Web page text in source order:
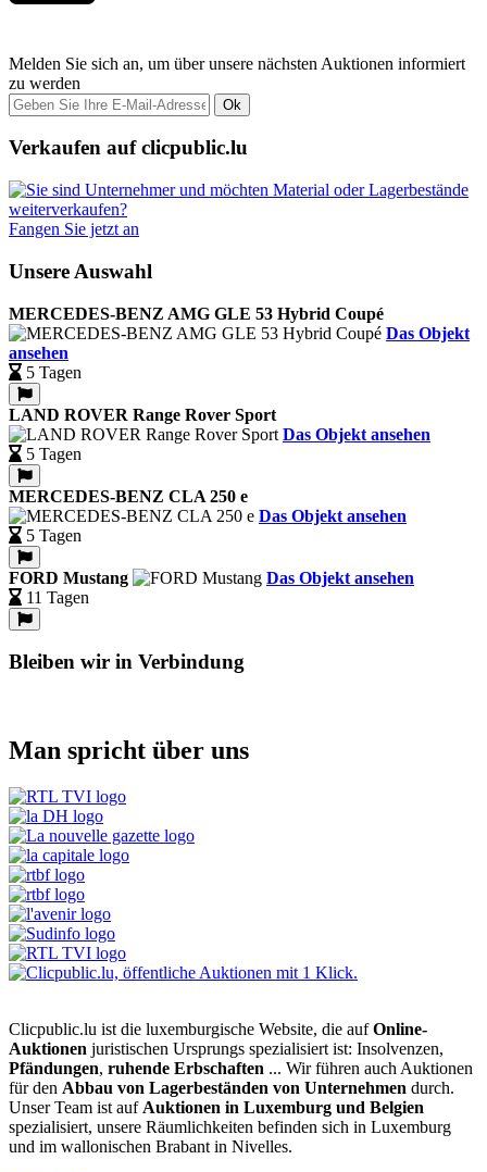
Melden Sie sich an, um über unsere nächsten Auktionen informiert
zu werden
Ok
Verkaufen auf clicpublic.lu
Fangen Sie jetzt an
Unsere Auswahl
MERCEDES-BENZ AMG GLE 53 Hybrid Coupé
Das Objekt
ansehen
5 Tagen
LAND ROVER Range Rover Sport
Das Objekt ansehen
5 Tagen
MERCEDES-BENZ CLA 250 e
Das Objekt ansehen
5 Tagen
FORD Mustang
Das Objekt ansehen
11 Tagen
Bleiben wir in Verbindung
Man spricht über uns
Clicpublic.lu ist die luxemburgische Website, die aufOnline-
Auktionen juristischen Ursprungs spezialisiert ist: Insolvenzen,
Pfändungen, ruhende Erbschaften ... Wir führen auch Auktionen
für den Abbau von Lagerbeständen von Unternehmen durch.
Unser Team ist auf Auktionen in Luxemburg und Belgien
spezialisiert, unsere Räumlichkeiten befinden sich in Luxemburg
und im wallonischen Brabant in Nivelles.